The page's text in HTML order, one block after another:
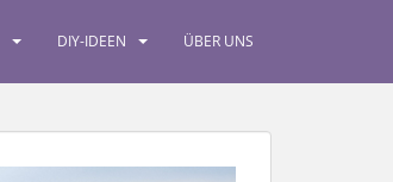
DIY-IDEEN ÜBER UNS